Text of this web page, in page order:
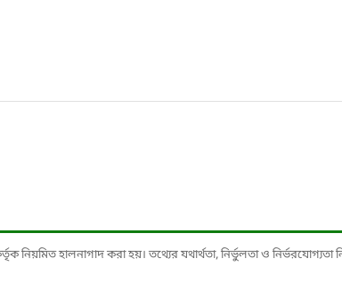
নিয়মিত হালনাগাদ করা হয়। তথ্যের যথার্থতা, নির্ভুলতা ও নির্ভরযোগ্যতা